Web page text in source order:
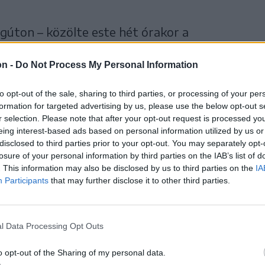
- Do Not Process My Personal Information
opt-out of the sale, sharing to third parties, or processing of your
for targeted advertising by us, please use the below opt-out
selection. Please note that after your opt-out request is processed
interest-based ads based on personal information utilized by us
to third parties prior to your opt-out. You may separately
of your personal information by third parties on the IAB’s list of
This information may also be disclosed by us to third parties on the
Participants that may further disclose it to other third parties.
Data Processing Opt Outs
opt-out of the Sharing of my personal data.
– közölte este hét órakor a
Mint kiderült, a balesetben
könnyebb sérüléseket szenvedett,
alkoholszondával tesztelték, az
negatív lett. A rendőrök folytatják a
tisztázása érdekében.
Baleset